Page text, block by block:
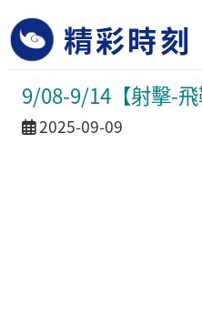
精彩時刻
9/08-9/14【射擊-飛
活動日期
2025-09-09